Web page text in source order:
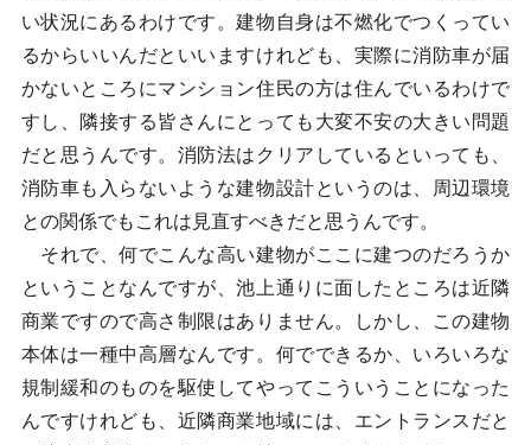
い状況にあるわけです。建物自身は不燃化でつくってい
るからいいんだといいますけれども、実際に消防車が届
かないところにマンション住民の方は住んでいるわけで
すし、隣接する皆さんにとっても大変不安の大きい問題
だと思うんです。消防法はクリアしているといっても、
消防車も入らないような建物設計というのは、周辺環境
との関係でもこれは見直すべきだと思うんです。
それで、何でこんな高い建物がここに建つのだろうか
ということなんですが、池上通りに面したところは近隣
商業ですので高さ制限はありません。しかし、この建物
本体は一種中高層なんです。何でできるか、いろいろな
規制緩和のものを駆使してやってこういうことになった
んですけれども、近隣商業地域には、エントランスだと